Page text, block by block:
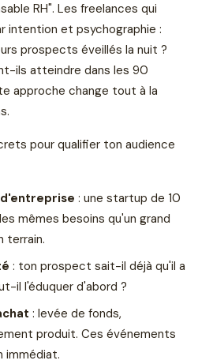
RH". Les freelances qui
intention et psychographie :
prospects éveillés la nuit ?
ils atteindre dans les 90
approche change tout à la
pour qualifier ton audience
: une startup de 10
mêmes besoins qu'un grand
terrain.
: ton prospect sait-il déjà qu'il a
il l'éduquer d'abord ?
: levée de fonds,
produit. Ces événements
immédiat.